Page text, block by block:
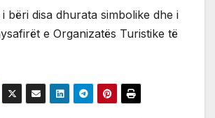
bëri disa dhurata simbolike dhe i
e Organizatës Turistike të